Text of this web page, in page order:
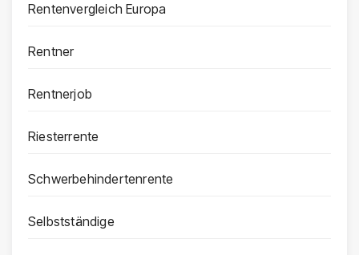
Rentenvergleich Europa
Rentner
Rentnerjob
Riesterrente
Schwerbehindertenrente
Selbstständige